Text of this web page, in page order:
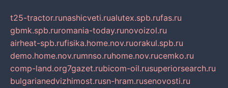
t25-tractor.runashicveti.rualutex.spb.rufas.ru
gbmk.spb.ruromania-today.runovoizol.ru
airheat-spb.rufisika.home.nov.ruorakul.spb.ru
demo.home.nov.rumnso.ruhome.nov.rucemko.ru
comp-land.org7gazet.rubicom-oil.rusuperiorsearch.ru
bulgarianedvizhimost.rusn-hram.rusenovosti.ru